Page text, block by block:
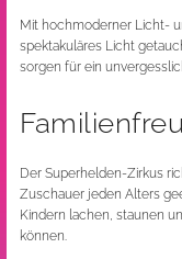
Mit hochmoderner Licht-
spektakuläres Licht
sorgen für ein
Der Superhelden-Zirkus
Zuschauer jeden Alters
Kindern lachen, staunen
können.